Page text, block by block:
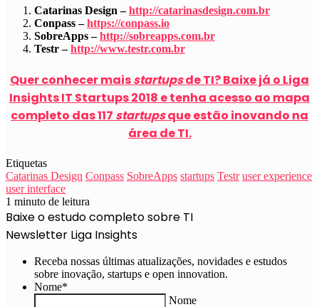
Catarinas Design –http://catarinasdesign.com.br
Conpass –https://conpass.io
SobreApps –http://sobreapps.com.br
Testr –http://www.testr.com.br
Quer conhecer maisstartupsde TI? Baixe já o Liga
Insights IT Startups 2018 e tenha acesso ao mapa
completo das 117 startupsque estão inovando na
área de TI.
Etiquetas
Catarinas Design Conpass SobreApps startups Testr user experience
user interface
1 minuto de leitura
Baixe o estudo completo sobre TI
Newsletter Liga Insights
Receba nossas últimas atualizações, novidades e estudos
sobre inovação, startups e open innovation.
Nome*
Nome